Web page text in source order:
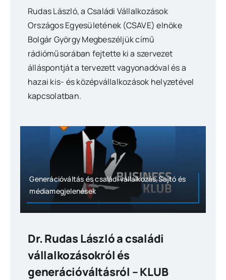
Rudas László, a Családi Vállalkozások
Országos Egyesületének (CSAVE) elnöke
Bolgár György Megbeszéljük című
rádióműsorában fejtette ki a szervezet
álláspontját a tervezett vagyonadóval és a
hazai kis- és középvállalkozások helyzetével
kapcsolatban.
Generációváltás és családi vállalkozás,Sajtó és
médiamegjelenések
Dr. Rudas László a családi
vállalkozásokról és
generációváltásról – KLUB